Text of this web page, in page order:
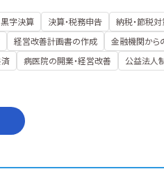
黒字決算 決算・税務申告 納税・節税
経営改善計画書の作成
金融機関から
病医院の開業・経営改善
公益法人